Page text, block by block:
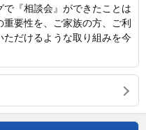
『相談会』ができたことは
要性を、ご家族の方、ご利
だけるような取り組みを今